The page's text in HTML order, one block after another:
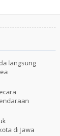
langsung
di Jawa